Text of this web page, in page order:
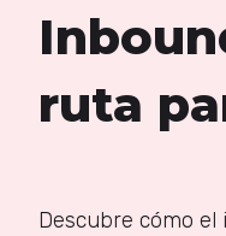
ruta
Descubre cómo